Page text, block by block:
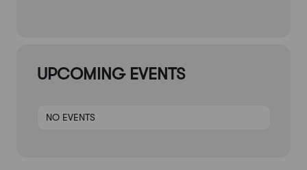
UPCOMING EVENTS
NO EVENTS